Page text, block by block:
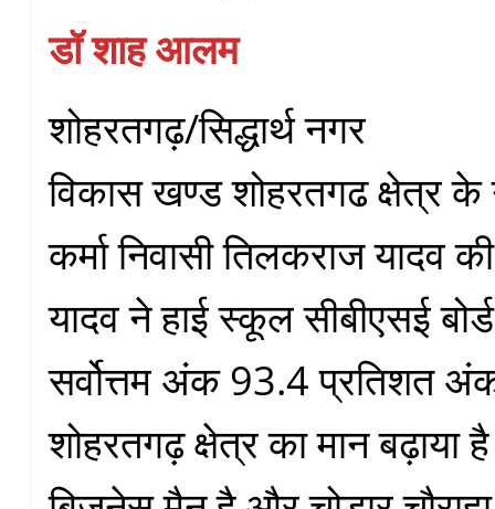
डॉ शाह आलम
शोहरतगढ़/सिद्धार्थ नगर
विकास खण्ड शोहरतगढ क्षेत्र के
कर्मा निवासी तिलकराज यादव
यादव ने हाई स्कूल सीबीएसई
सर्वोत्तम अंक 93.4 प्रतिशत
शोहरतगढ़ क्षेत्र का मान बढ़ाया